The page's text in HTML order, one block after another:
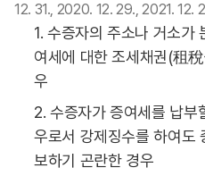
12. 31., 2020. 12. 29., 2021. 12.
1. 수증자의 주소나 거소가
여세에 대한 조세채권(租
우
2. 수증자가 증여세를 납부
우로서 강제징수를 하여도
보하기 곤란한 경우